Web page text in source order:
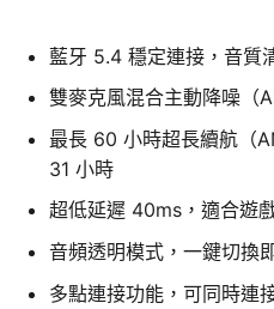
藍牙 5.4 穩定連接，音質
雙麥克風混合主動降噪（
最長 60 小時超長續航（
31 小時
超低延遲 40ms，適合遊
音頻透明模式，一鍵切換
多點連接功能，可同時連